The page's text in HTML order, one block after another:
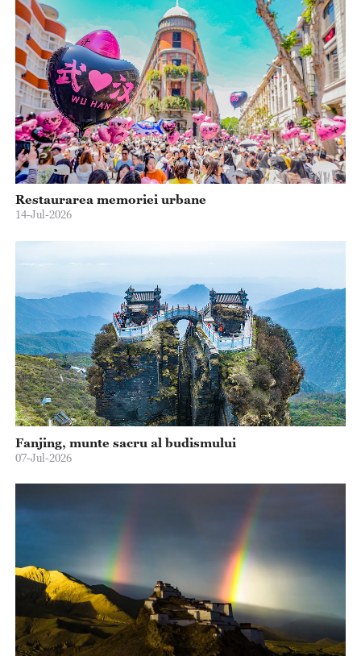
Restaurarea memoriei urbane
14-Jul-2026
Fanjing, munte sacru al budismului
07-Jul-2026